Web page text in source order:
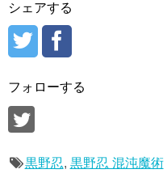
シェアする
フォローする
黒野忍, 黒野忍 混沌魔術